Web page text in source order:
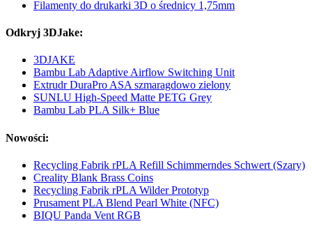
Filamenty do drukarki 3D o średnicy 1,75mm
Odkryj 3DJake:
3DJAKE
Bambu Lab Adaptive Airflow Switching Unit
Extrudr DuraPro ASA szmaragdowo zielony
SUNLU High-Speed Matte PETG Grey
Bambu Lab PLA Silk+ Blue
Nowości:
Recycling Fabrik rPLA Refill Schimmerndes Schwert (Szary)
Creality Blank Brass Coins
Recycling Fabrik rPLA Wilder Prototyp
Prusament PLA Blend Pearl White (NFC)
BIQU Panda Vent RGB